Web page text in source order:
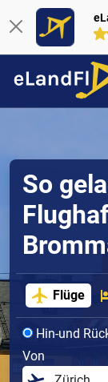
So
Flüge
Hin-und
Von